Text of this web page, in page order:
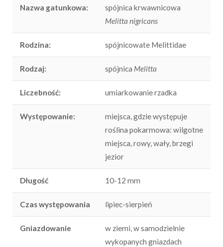
Nazwa gatunkowa:
spójnica krwawnicowa
Melitta nigricans
Rodzina: spójnicowate Melittidae
Rodzaj: spójnica Melitta
Liczebność: umiarkowanie rzadka
Występowanie:
miejsca, gdzie występuje
roślina pokarmowa: wilgotne
miejsca, rowy, wały, brzegi
jezior
Długość 10-12 mm
Czas występowania lipiec-sierpień
Gniazdowanie
w ziemi, w samodzielnie
wykopanych gniazdach